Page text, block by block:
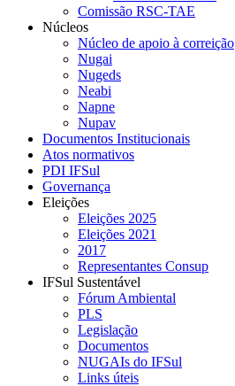
Comissão RSC-TAE
Núcleos
Núcleo de apoio à correição
Nugai
Nugeds
Neabi
Napne
Nupav
Documentos Institucionais
Atos normativos
PDI IFSul
Governança
Eleições
Eleições 2025
Eleições 2021
2017
Representantes Consup
IFSul Sustentável
Fórum Ambiental
PLS
Legislação
Documentos
NUGAIs do IFSul
Links úteis